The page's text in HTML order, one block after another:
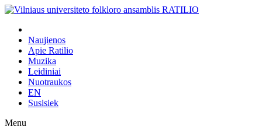
Naujienos
Apie Ratilio
Muzika
Leidiniai
Nuotraukos
EN
Susisiek
Menu